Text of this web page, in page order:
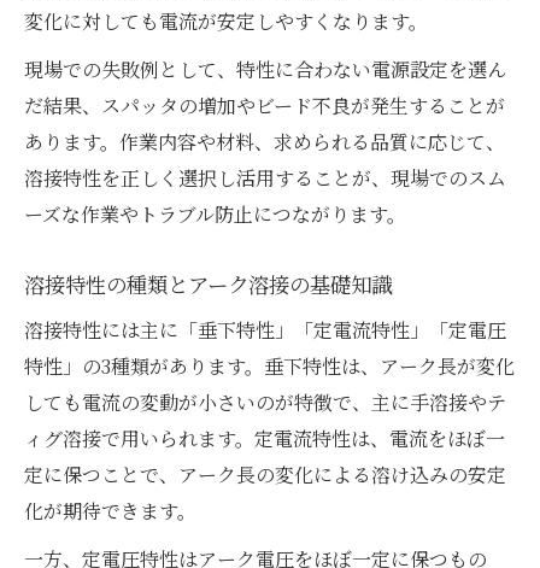
説
三大条件から理解する溶接作業の安定性
溶接の三大条件が作業安定性に与える影響
三大条件を押さえた溶接特性の活用法
三大条件と溶接特性の因果関係を把握する
溶接の安定性向上へ三大条件で得る知見
変化に対しても電流が安定しやすくなります。
現場での失敗例として、特性に合わない電源設定を選ん
だ結果、スパッタの増加やビード不良が発生することが
あります。作業内容や材料、求められる品質に応じて、
溶接特性を正しく選択し活用することが、現場でのスム
ーズな作業やトラブル防止につながります。
溶接特性の種類とアーク溶接の基礎知識
溶接特性には主に「垂下特性」「定電流特性」「定電圧
特性」の3種類があります。垂下特性は、アーク長が変化
しても電流の変動が小さいのが特徴で、主に手溶接やテ
ィグ溶接で用いられます。定電流特性は、電流をほぼ一
定に保つことで、アーク長の変化による溶け込みの安定
化が期待できます。
一方、定電圧特性はアーク電圧をほぼ一定に保つもの